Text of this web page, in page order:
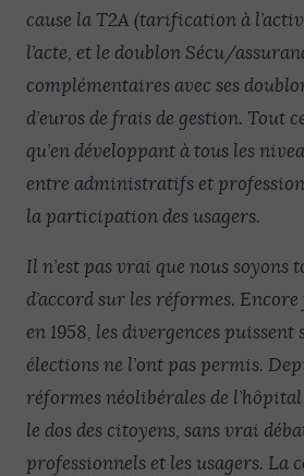
cause la T2A (tarification à
l’acte, et le doublon Sécu/
complémentaires avec ses
d’euros de frais de gestion. Tout
qu’en développant à tous les
entre administratifs et
la participation des usagers.
Il n’est pas vrai que nous soyons
d’accord sur les réformes.
en 1958, les divergences puissent
élections ne l’ont pas permis.
réformes néolibérales de
le dos des citoyens, sans vrai
professionnels et les usagers. La